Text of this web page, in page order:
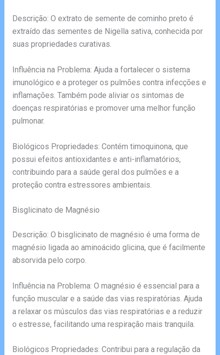
Descrição: O extrato de semente de cominho preto é
extraído das sementes de Nigella sativa, conhecida por
suas propriedades curativas.
Influência na Problema: Ajuda a fortalecer o sistema
imunológico e a proteger os pulmões contra infecções e
inflamações. Também pode aliviar os sintomas de
doenças respiratórias e promover uma melhor função
pulmonar.
Biológicos Propriedades: Contém timoquinona, que
possui efeitos antioxidantes e anti-inflamatórios,
contribuindo para a saúde geral dos pulmões e a
proteção contra estressores ambientais.
Bisglicinato de Magnésio
Descrição: O bisglicinato de magnésio é uma forma de
magnésio ligada ao aminoácido glicina, que é facilmente
absorvida pelo corpo.
Influência na Problema: O magnésio é essencial para a
função muscular e a saúde das vias respiratórias. Ajuda
a relaxar os músculos das vias respiratórias e a reduzir
o estresse, facilitando uma respiração mais tranquila.
Biológicos Propriedades: Contribui para a regulação da